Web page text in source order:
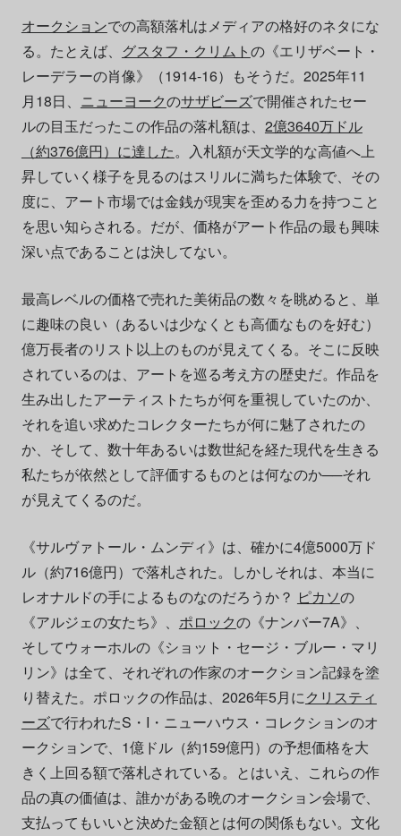
オークションでの高額落札はメディアの格好のネタにな
る。たとえば、 グスタフ・クリムトの《エリザベート・
レーデラーの肖像》（1914-16）もそうだ。2025年11
月18日、 ニューヨークのサザビーズで開催されたセー
ルの目玉だったこの作品の落札額は、 2億3640万ドル
（約376億円）に達した。入札額が天文学的な高値へ上
昇していく様子を見るのはスリルに満ちた体験で、その
度に、アート市場では金銭が現実を歪める力を持つこと
を思い知らされる。だが、価格がアート作品の最も興味
深い点であることは決してない。
最高レベルの価格で売れた美術品の数々を眺めると、単
に趣味の良い（あるいは少なくとも高価なものを好む）
億万長者のリスト以上のものが見えてくる。そこに反映
されているのは、アートを巡る考え方の歴史だ。作品を
生み出したアーティストたちが何を重視していたのか、
それを追い求めたコレクターたちが何に魅了されたの
か、そして、数十年あるいは数世紀を経た現代を生きる
私たちが依然として評価するものとは何なのか──それ
が見えてくるのだ。
《サルヴァトール・ムンディ》は、確かに4億5000万ド
ル（約716億円）で落札された。しかしそれは、本当に
レオナルドの手によるものなのだろうか？ ピカソの
《アルジェの女たち》、 ポロックの《ナンバー7A》、
そしてウォーホルの《ショット・セージ・ブルー・マリ
リン》は全て、それぞれの作家のオークション記録を塗
り替えた。ポロックの作品は、2026年5月にクリスティ
ーズで行われたS・I・ニューハウス・コレクションのオ
ークションで、1億ドル（約159億円）の予想価格を大
きく上回る額で落札されている。とはいえ、これらの作
品の真の価値は、誰かがある晩のオークション会場で、
支払ってもいいと決めた金額とは何の関係もない。文化